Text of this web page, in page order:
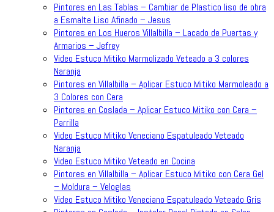
Pintores en Las Tablas – Cambiar de Plastico liso de obra
a Esmalte Liso Afinado – Jesus
Pintores en Los Hueros Villalbilla – Lacado de Puertas y
Armarios – Jefrey
Video Estuco Mitiko Marmolizado Veteado a 3 colores
Naranja
Pintores en Villalbilla – Aplicar Estuco Mitiko Marmoleado a
3 Colores con Cera
Pintores en Coslada – Aplicar Estuco Mitiko con Cera –
Parrilla
Video Estuco Mitiko Veneciano Espatuleado Veteado
Naranja
Video Estuco Mitiko Veteado en Cocina
Pintores en Villalbilla – Aplicar Estuco Mitiko con Cera Gel
– Moldura – Veloglas
Video Estuco Mitiko Veneciano Espatuleado Veteado Gris